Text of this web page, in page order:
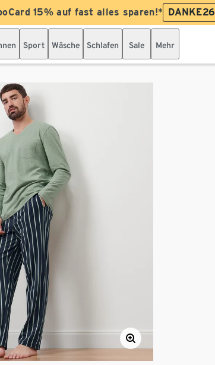
15% auf fast alles sparen!* DANKE26
Sport Wäsche Schlafen Sale Mehr